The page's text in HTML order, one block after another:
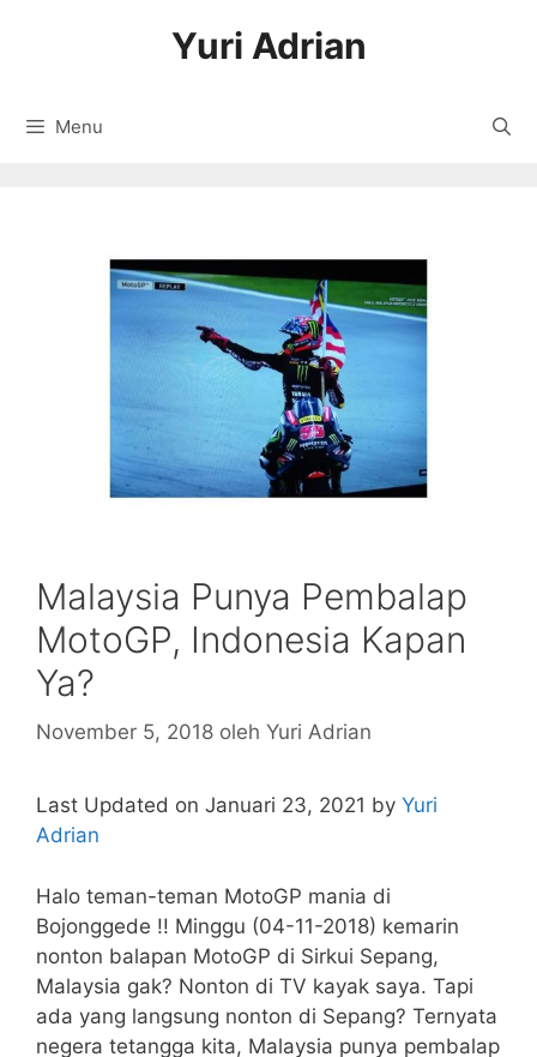
Yuri Adrian
Menu
Malaysia Punya Pembalap
MotoGP, Indonesia Kapan
Ya?
November 5, 2018 oleh Yuri Adrian
Last Updated on Januari 23, 2021 by Yuri
Adrian
Halo teman-teman MotoGP mania di
Bojonggede !! Minggu (04-11-2018) kemarin
nonton balapan MotoGP di Sirkui Sepang,
Malaysia gak? Nonton di TV kayak saya. Tapi
ada yang langsung nonton di Sepang? Ternyata
negera tetangga kita, Malaysia punya pembalap